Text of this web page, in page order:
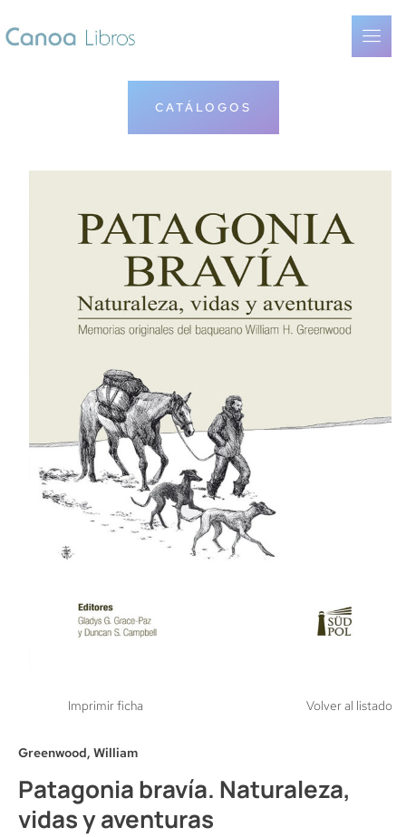
CATÁLOGOS
Imprimir ficha Volver al listado
Greenwood, William
Patagonia bravía. Naturaleza,
vidas y aventuras